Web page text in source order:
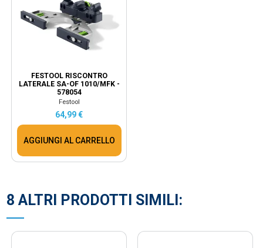
FESTOOL RISCONTRO
LATERALE SA-OF 1010/MFK -
578054
Festool
64,99 €
AGGIUNGI AL CARRELLO
8 ALTRI PRODOTTI SIMILI: